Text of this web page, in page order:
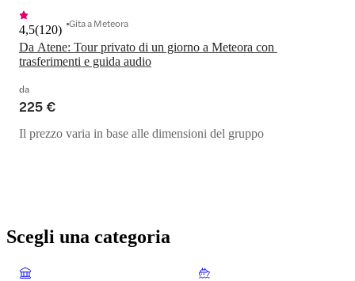
Da Atene: Tour privato di un giorno a Meteora con
trasferimenti e guida audio
4,5(120) Gita a Meteora
da
225 €
Il prezzo varia in base alle dimensioni del gruppo
Scegli una categoria